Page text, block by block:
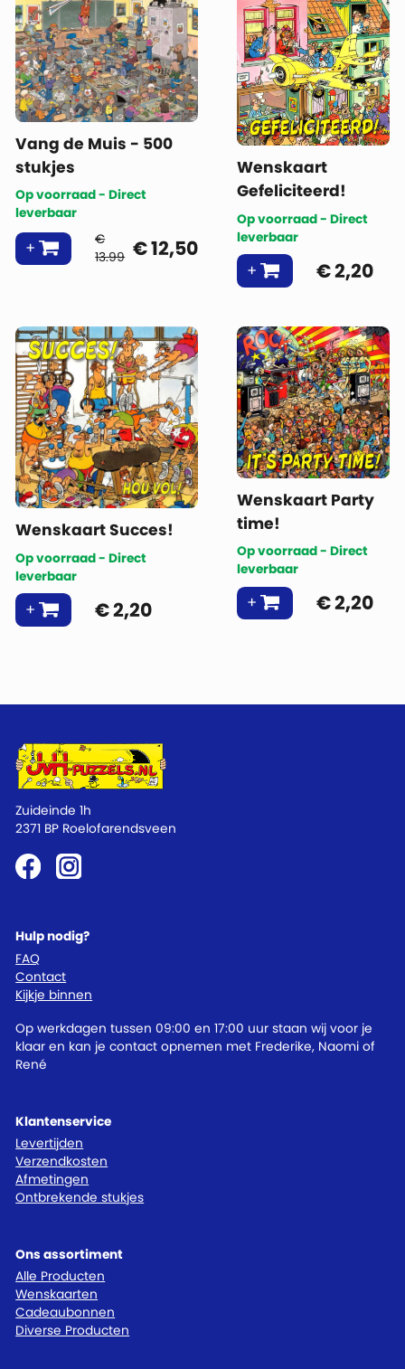
Vang de Muis - 500
stukjes
Op voorraad - Direct
leverbaar
€
13.99 €12,50
Wenskaart
Gefeliciteerd!
Op voorraad - Direct
leverbaar
€2,20
Wenskaart Succes!
Op voorraad - Direct
leverbaar
€2,20
Wenskaart Party
time!
Op voorraad - Direct
leverbaar
€2,20
Klantenservice
Levertijden
Verzendkosten
Afmetingen
Ontbrekende stukjes
Ons assortiment
Alle Producten
Wenskaarten
Cadeaubonnen
Diverse Producten
Hulp nodig?
FAQ
Contact
Kijkje binnen
Op werkdagen tussen 09:00 en 17:00 uur staan wij voor je
klaar en kan je contact opnemen met Frederike, Naomi of
René
Zuideinde 1h
2371 BP Roelofarendsveen